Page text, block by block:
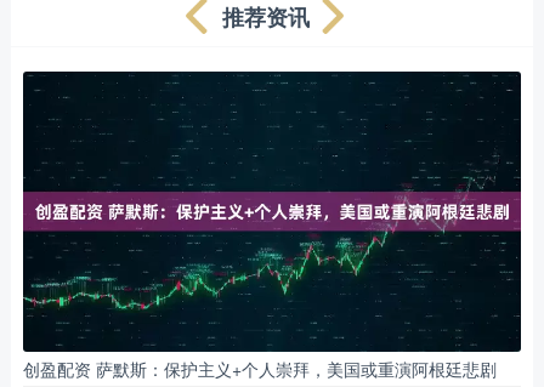
推荐资讯
创盈配资 萨默斯：保护主义+个人崇拜，美国或重演阿根廷悲剧